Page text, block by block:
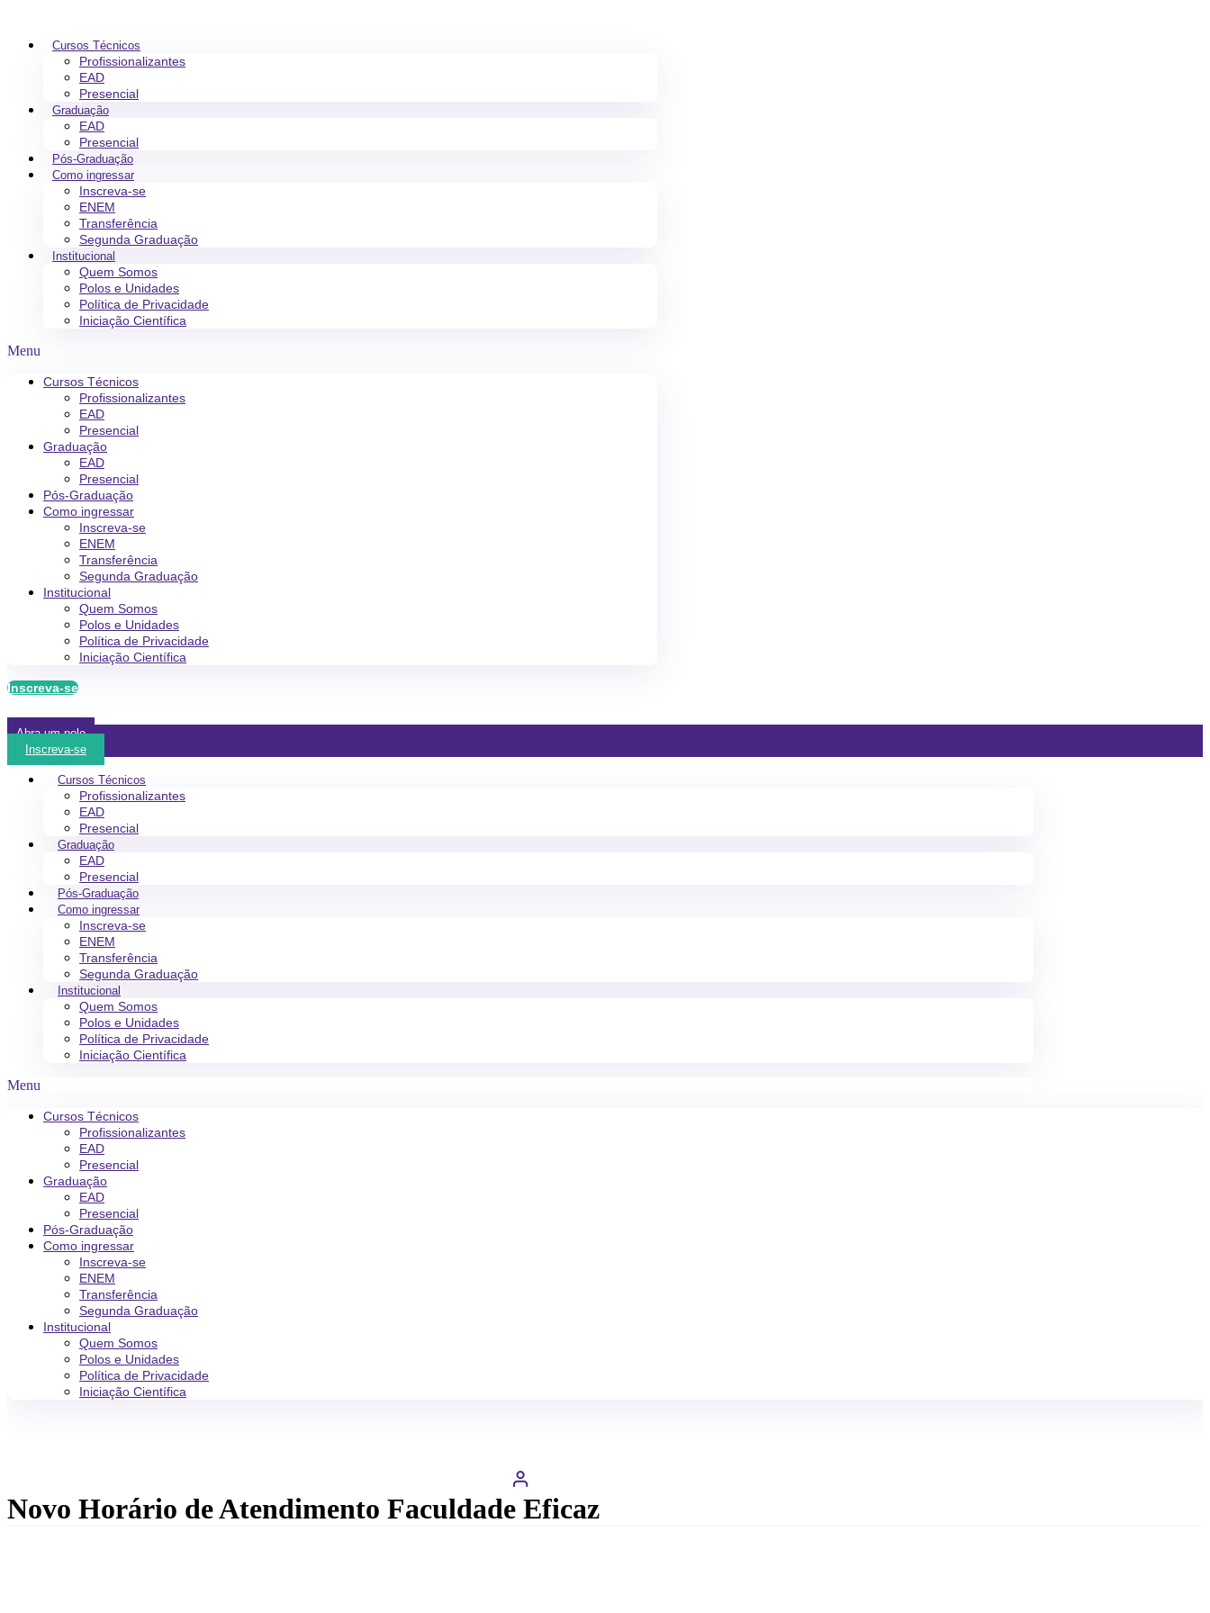
Cursos Técnicos
Profissionalizantes
EAD
Presencial
Graduação
EAD
Presencial
Pós-Graduação
Como ingressar
Inscreva-se
ENEM
Transferência
Segunda Graduação
Institucional
Quem Somos
Polos e Unidades
Política de Privacidade
Iniciação Científica
Menu
Cursos Técnicos
Profissionalizantes
EAD
Presencial
Graduação
EAD
Presencial
Pós-Graduação
Como ingressar
Inscreva-se
ENEM
Transferência
Segunda Graduação
Institucional
Quem Somos
Polos e Unidades
Política de Privacidade
Iniciação Científica
Inscreva-se
Abra um polo
Inscreva-se
Cursos Técnicos
Profissionalizantes
EAD
Presencial
Graduação
EAD
Presencial
Pós-Graduação
Como ingressar
Inscreva-se
ENEM
Transferência
Segunda Graduação
Institucional
Quem Somos
Polos e Unidades
Política de Privacidade
Iniciação Científica
Menu
Cursos Técnicos
Profissionalizantes
EAD
Presencial
Graduação
EAD
Presencial
Pós-Graduação
Como ingressar
Inscreva-se
ENEM
Transferência
Segunda Graduação
Institucional
Quem Somos
Polos e Unidades
Política de Privacidade
Iniciação Científica
Novo Horário de Atendimento Faculdade Eficaz